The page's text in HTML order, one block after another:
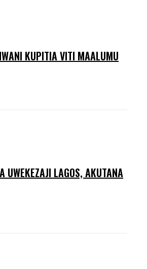
KUPITIA VITI MAALUMU
UWEKEZAJI LAGOS, AKUTANA